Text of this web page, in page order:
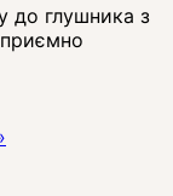
до глушника з